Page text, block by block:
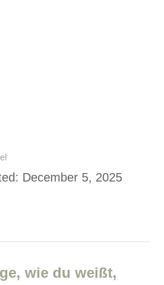
December 5, 2025
wie du weißt,